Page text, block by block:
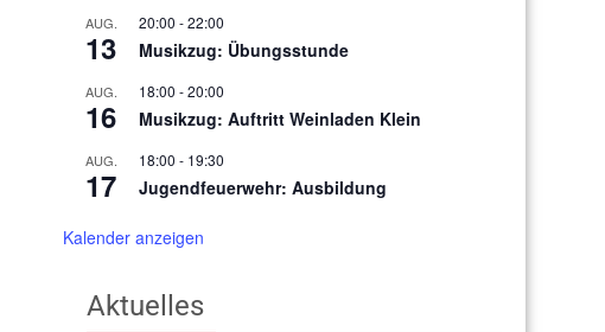
AUG.
13
20:00 -22:00
Musikzug: Übungsstunde
AUG.
16
18:00 -20:00
Musikzug: Auftritt Weinladen Klein
AUG.
17
18:00 - 19:30
Jugendfeuerwehr: Ausbildung
Kalender anzeigen
Aktuelles